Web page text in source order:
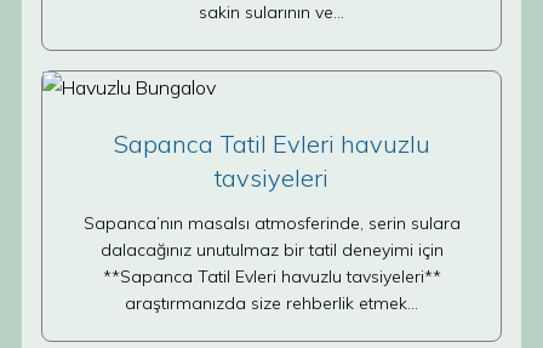
sakin sularının ve…
Sapanca Tatil Evleri havuzlu
tavsiyeleri
Sapanca’nın masalsı atmosferinde, serin sulara
dalacağınız unutulmaz bir tatil deneyimi için
**Sapanca Tatil Evleri havuzlu tavsiyeleri**
araştırmanızda size rehberlik etmek…